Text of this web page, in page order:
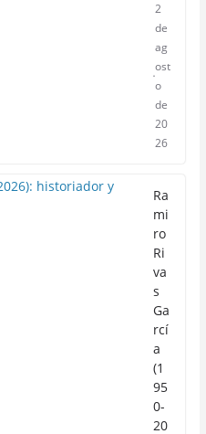
2
de
ag
ost
o
de
20
26
Ra
mi
ro
Ri
va
s
Ga
rcí
a
(1
95
0-
20